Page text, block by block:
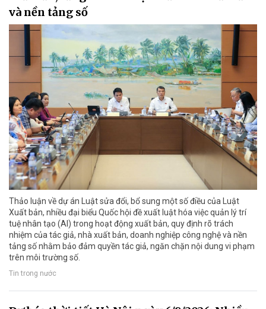
và nền tảng số
Thảo luận về dự án Luật sửa đổi, bổ sung một số điều của Luật
Xuất bản, nhiều đại biểu Quốc hội đề xuất luật hóa việc quản lý trí
tuệ nhân tạo (AI) trong hoạt động xuất bản, quy định rõ trách
nhiệm của tác giả, nhà xuất bản, doanh nghiệp công nghệ và nền
tảng số nhằm bảo đảm quyền tác giả, ngăn chặn nội dung vi phạm
trên môi trường số.
Tin trong nước